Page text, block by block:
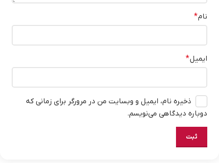
نام*
ایمیل*
ذخیره نام، ایمیل و وبسایت من در مرورگر برای زمانی که
دوباره دیدگاهی می‌نویسم.